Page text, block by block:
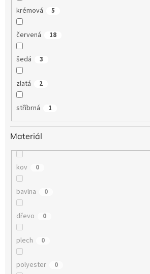
krémová 5
červená 18
šedá 3
zlatá 2
stříbrná 1
Materiál
kov 0
bavlna 0
dřevo 0
plech 0
polyester 0